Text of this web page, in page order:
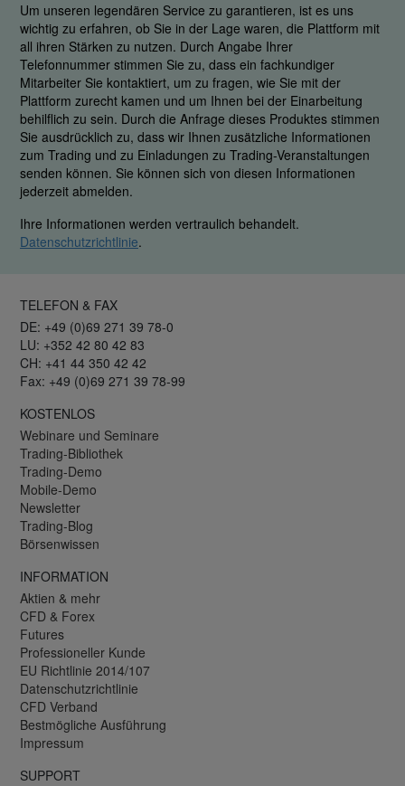
Um unseren legendären Service zu garantieren, ist es uns
wichtig zu erfahren, ob Sie in der Lage waren, die Plattform mit
all ihren Stärken zu nutzen. Durch Angabe Ihrer
Telefonnummer stimmen Sie zu, dass ein fachkundiger
Mitarbeiter Sie kontaktiert, um zu fragen, wie Sie mit der
Plattform zurecht kamen und um Ihnen bei der Einarbeitung
behilflich zu sein. Durch die Anfrage dieses Produktes stimmen
Sie ausdrücklich zu, dass wir Ihnen zusätzliche Informationen
zum Trading und zu Einladungen zu Trading-Veranstaltungen
senden können. Sie können sich von diesen Informationen
jederzeit abmelden.
Ihre Informationen werden vertraulich behandelt.
Datenschutzrichtlinie.
TELEFON & FAX
DE: +49 (0)69 271 39 78-0
LU: +352 42 80 42 83
CH: +41 44 350 42 42
Fax: +49 (0)69 271 39 78-99
KOSTENLOS
Webinare und Seminare
Trading-Bibliothek
Trading-Demo
Mobile-Demo
Newsletter
Trading-Blog
Börsenwissen
INFORMATION
Aktien & mehr
CFD & Forex
Futures
Professioneller Kunde
EU Richtlinie 2014/107
Datenschutzrichtlinie
CFD Verband
Bestmögliche Ausführung
Impressum
SUPPORT